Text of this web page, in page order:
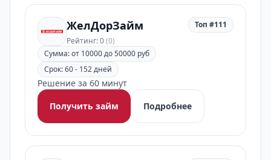
ЖелДорЗайм
Рейтинг: 0(0)
Топ #111
Сумма: от 10000 до 50000 руб
Срок: 60 - 152 дней
Решение за 60 минут
Получить займ
Подробнее